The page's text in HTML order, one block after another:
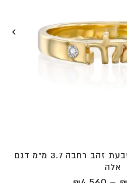
טבעת שם ויהלומים, טבעת זהב רחבה 3.7 מ"מ דגם
אלה